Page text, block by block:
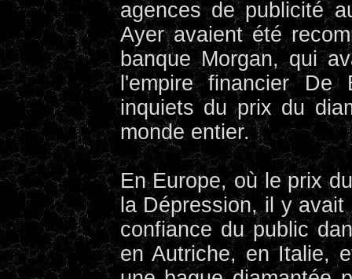
agences de publicité
Ayer avaient été
banque Morgan, qui
l'empire financier De
inquiets du prix du
monde entier.
En Europe, où le prix
la Dépression, il y
confiance du public
en Autriche, en Italie,